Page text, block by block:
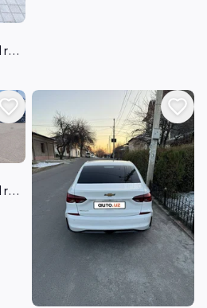
Chevrolet Monza II - avlod restyling
Chevrolet Monza II - avlod restyling